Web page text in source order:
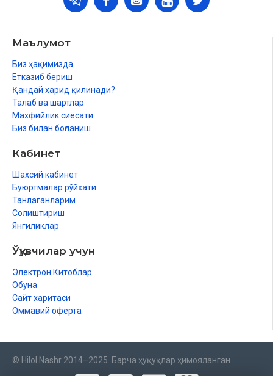
Маълумот
Биз ҳақимизда
Етказиб бериш
Қандай харид қилинади?
Талаб ва шартлар
Махфийлик сиёсати
Биз билан боғланиш
Кабинет
Шахсий кабинет
Буюртмалар рўйхати
Танлаганларим
Солиштириш
Янгиликлар
Ўқувчилар учун
Электрон Китоблар
Обуна
Сайт харитаси
Оммавий оферта
© Hilol Nashr 2014–2025. Барча ҳуқуқлар ҳимояланган